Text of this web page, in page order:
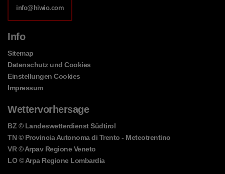
info@hiwio.com
Info
Sitemap
Datenschutz und Cookies
Einstellungen Cookies
Impressum
Wettervorhersage
BZ © Landeswetterdienst Südtirol
TN © Provincia Autonoma di Trento - Meteotrentino
VR © Arpav Regione Veneto
LO © Arpa Regione Lombardia